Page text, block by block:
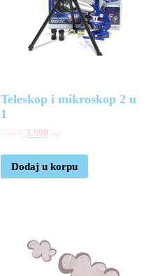
Teleskop i mikroskop 2 u
1
3.990 rsd
Dodaj u korpu